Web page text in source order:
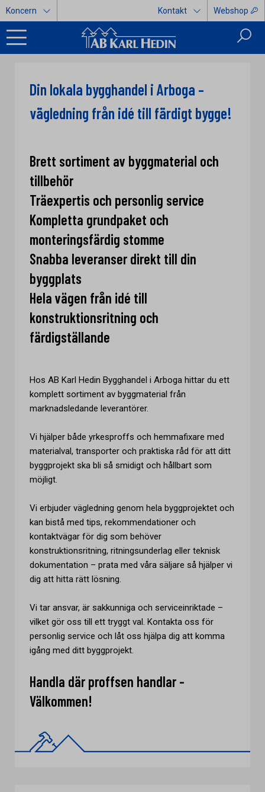
Koncern Kontakt Webshop
Din lokala bygghandel i Arboga –
vägledning från idé till färdigt bygge!
Brett sortiment av byggmaterial och
tillbehör
Träexpertis och personlig service
Kompletta grundpaket och
monteringsfärdig stomme
Snabba leveranser direkt till din
byggplats
Hela vägen från idé till
konstruktionsritning och
färdigställande
Hos AB Karl Hedin Bygghandel i Arboga hittar du ett
komplett sortiment av byggmaterial från
marknadsledande leverantörer.
Vi hjälper både yrkesproffs och hemmafixare med
materialval, transporter och praktiska råd för att ditt
byggprojekt ska bli så smidigt och hållbart som
möjligt.
Vi erbjuder vägledning genom hela byggprojektet och
kan bistå med tips, rekommendationer och
kontaktvägar för dig som behöver
konstruktionsritning, ritningsunderlag eller teknisk
dokumentation – prata med våra säljare så hjälper vi
dig att hitta rätt lösning.
Vi tar ansvar, är sakkunniga och serviceinriktade –
vilket gör oss till ett tryggt val. Kontakta oss för
personlig service och låt oss hjälpa dig att komma
igång med ditt byggprojekt.
Handla där proffsen handlar -
Välkommen!